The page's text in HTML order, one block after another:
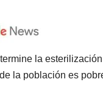
la
la población es